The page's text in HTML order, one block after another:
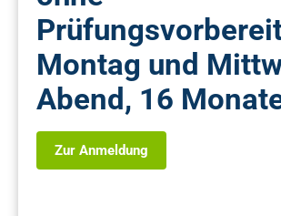
Montag und
Abend, 16
Zur Anmeldung